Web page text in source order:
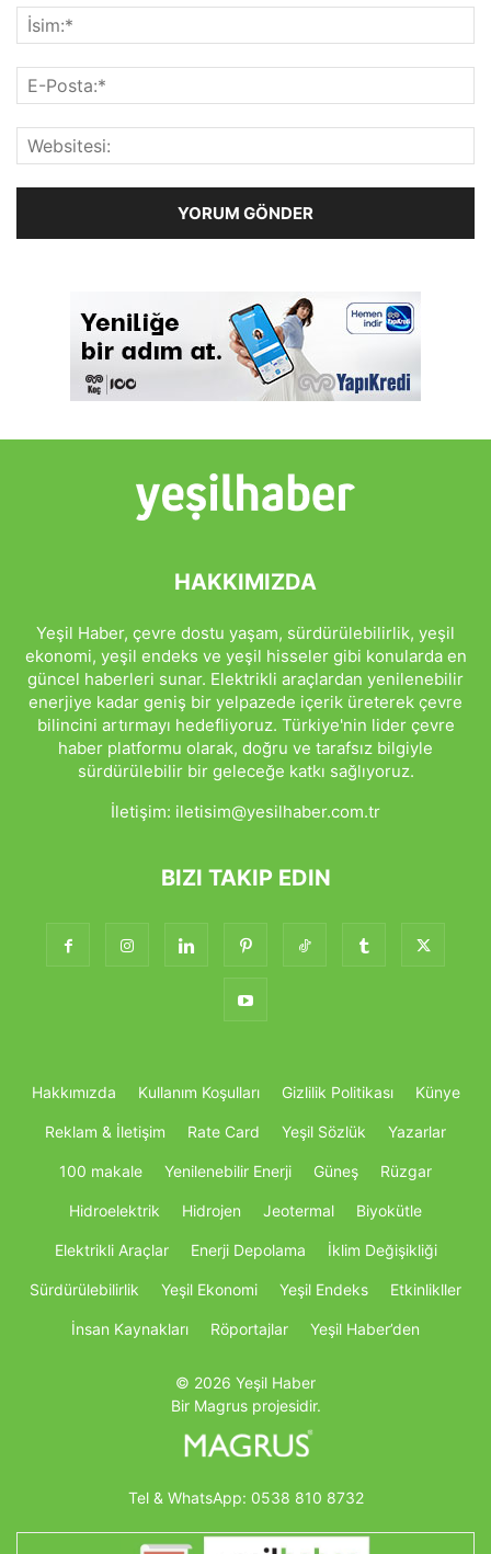
HAKKIMIZDA
Yeşil Haber, çevre dostu yaşam, sürdürülebilirlik, yeşil
ekonomi, yeşil endeks ve yeşil hisseler gibi konularda en
güncel haberleri sunar. Elektrikli araçlardan yenilenebilir
enerjiye kadar geniş bir yelpazede içerik üreterek çevre
bilincini artırmayı hedefliyoruz. Türkiye'nin lider çevre
haber platformu olarak, doğru ve tarafsız bilgiyle
sürdürülebilir bir geleceğe katkı sağlıyoruz.
İletişim: iletisim@yesilhaber.com.tr
BIZI TAKIP EDIN
Hakkımızda Kullanım Koşulları Gizlilik Politikası Künye
Reklam & İletişim Rate Card Yeşil Sözlük Yazarlar
100 makale Yenilenebilir Enerji Güneş Rüzgar
Hidroelektrik Hidrojen Jeotermal Biyokütle
Elektrikli Araçlar Enerji Depolama İklim Değişikliği
Sürdürülebilirlik Yeşil Ekonomi Yeşil Endeks Etkinlikller
İnsan Kaynakları Röportajlar Yeşil Haber’den
© 2026 Yeşil Haber
Bir Magrus projesidir.
Tel & WhatsApp: 0538 810 8732